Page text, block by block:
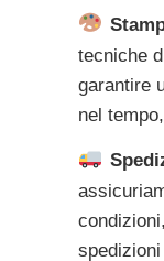
tecniche
garantire
nel